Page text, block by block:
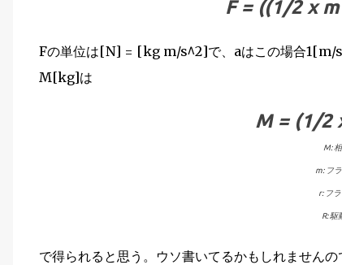
F = ((1/2 x
Fの単位は[N] = [kg m/s^2]で、aはこの場合1[m/
M[kg]は
M = (1/2
M:
m: フ
r: フ
R: 駆
で得られると思う。ウソ書いてるかもしれませんの